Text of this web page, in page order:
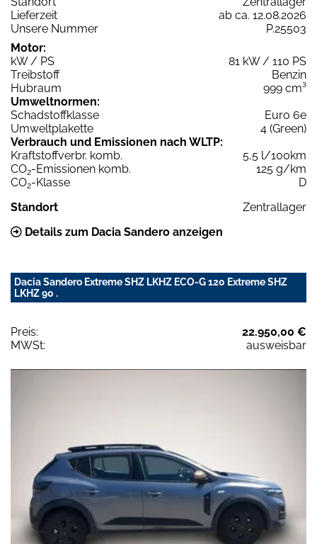
Lieferzeit
ab ca. 12.08.2026
Unsere Nummer
P.25503
Motor:
kW / PS
81 kW / 110 PS
Treibstoff
Benzin
Hubraum
999 cm³
Umweltnormen:
Schadstoffklasse
Euro 6e
Umweltplakette
4 (Green)
Verbrauch und Emissionen nach WLTP:
Kraftstoffverbr. komb.
5,5 l/100km
CO2-Emissionen komb.
125 g/km
CO2-Klasse
D
Standort
Zentrallager
Details zum Dacia Sandero anzeigen
Dacia Sandero Extreme SHZ LKHZ ECO-G 120 Extreme SHZ
LKHZ 90 .
Preis:
22.950,00 €
MWSt:
ausweisbar